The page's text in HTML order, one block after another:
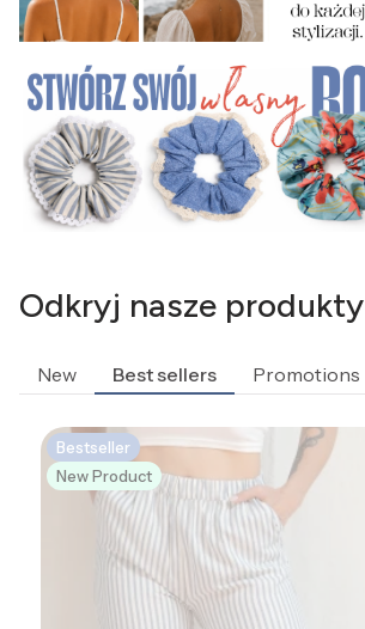
Odkryj nasze produkty
New Best sellers Promotions
Bestseller
New Product